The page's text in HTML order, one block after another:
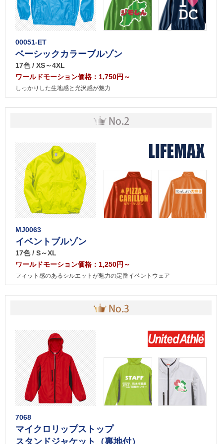
00051-ET
ベーシックカラーブルゾン
17色 / XS～4XL
ワールドモーション価格：1,750円～
しっかりした生地感と光沢感が魅力
MJ0063
イベントブルゾン
17色 / S～XL
ワールドモーション価格：1,250円～
フィット感のあるシルエットが魅力の定番イベントウェア
7068
マイクロリップストップ
スタンドジャケット（裏地付）